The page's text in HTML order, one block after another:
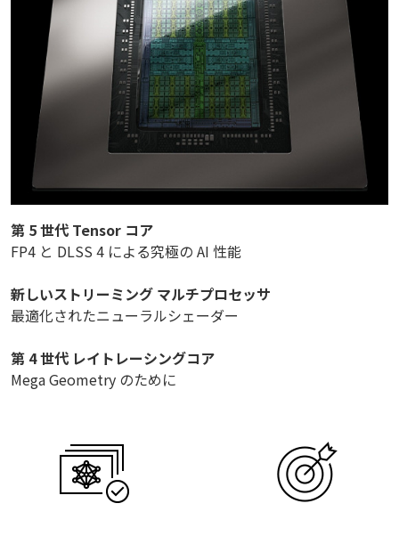
第 5 世代 Tensor コア
FP4 と DLSS 4 による究極の AI 性能
新しいストリーミング マルチプロセッサ
最適化されたニューラルシェーダー
第 4 世代 レイトレーシングコア
Mega Geometry のために